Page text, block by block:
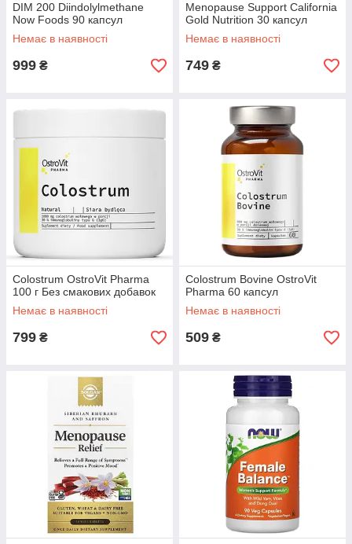
DIM 200 Diindolylmethane
Now Foods 90 капсул
Немає в наявності
999 ₴
Menopause Support California
Gold Nutrition 30 капсул
Немає в наявності
749 ₴
Colostrum OstroVit Pharma
100 г Без смакових добавок
Немає в наявності
799 ₴
Colostrum Bovine OstroVit
Pharma 60 капсул
Немає в наявності
509 ₴